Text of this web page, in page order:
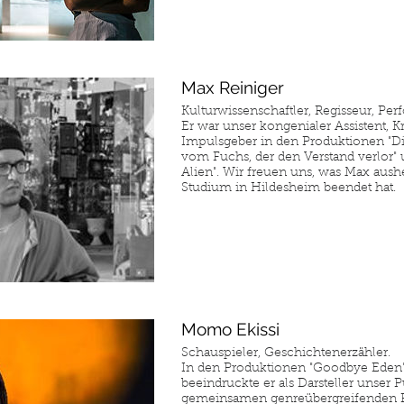
Max Reiniger
Kulturwissenschaftler, Regisseur,
Er war unser kongenialer Assistent,
Impulsgeber in den Produktionen
vom Fuchs, der den Verstand verlor"
Alien". Wir freuen uns, was Max
Studium in Hildesheim beendet hat.
Momo Ekissi
Schauspieler, Geschichtenerzähler.
In den Produktionen "Goodbye
beeindruckte er als Darsteller unser
gemeinsamen genreübergreifenden